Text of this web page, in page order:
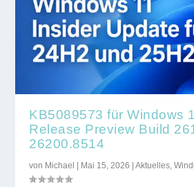
KB5089573 für Windows
Release Preview Build
26200.8514
von Michael | Mai 15, 2026 |Aktuelles ,